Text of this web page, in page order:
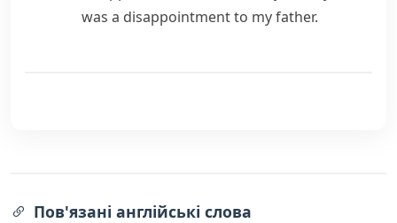
was a disappointment to my father.
Пов'язані англійські слова